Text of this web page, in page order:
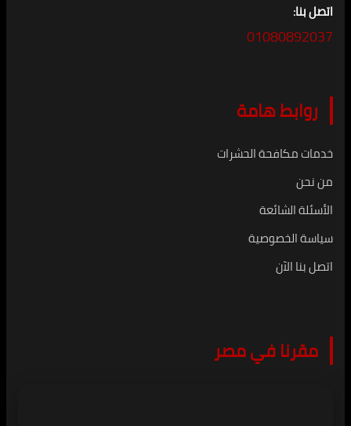
اتصل بنا:
01080892037
روابط هامة
خدمات مكافحة الحشرات
من نحن
الأسئلة الشائعة
سياسة الخصوصية
اتصل بنا الآن
مقرنا في مصر